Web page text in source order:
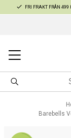
FRI FRAKT FRÅN 499
Barebells